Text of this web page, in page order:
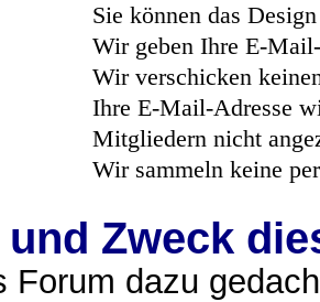
Sie können das
Wir geben Ihre E-
Wir verschicken
Ihre E-Mail-Adresse
Mitgliedern nicht
Wir sammeln keine
Zweck
Forum dazu